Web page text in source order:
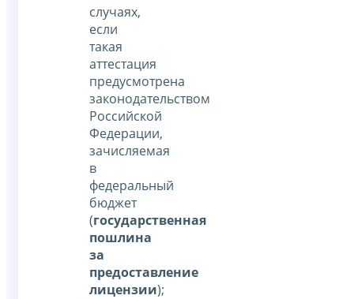
случаях,
если
такая
аттестация
предусмотрена
законодательством
Российской
Федерации,
зачисляемая
в
федеральный
бюджет
(государственная
пошлина
за
предоставление
лицензии);